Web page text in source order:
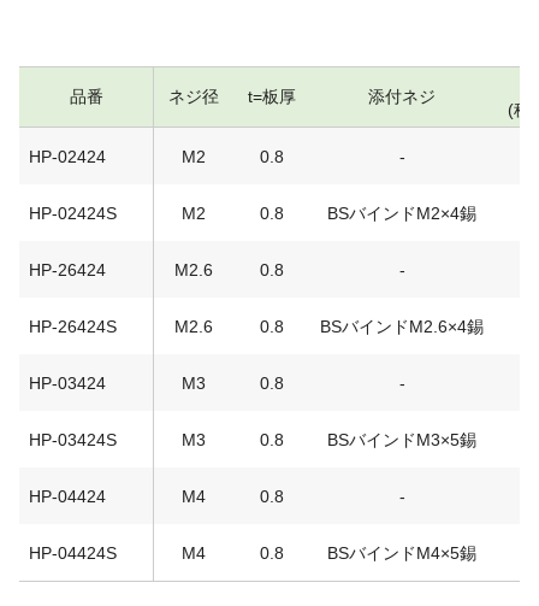
品番 ネジ径 t=板厚 添付ネジ
(税
HP-02424 M2 0.8 -
HP-02424S M2 0.8 BSバインドM2×4錫
HP-26424 M2.6 0.8 -
HP-26424S M2.6 0.8 BSバインドM2.6×4錫
HP-03424 M3 0.8 -
HP-03424S M3 0.8 BSバインドM3×5錫
HP-04424 M4 0.8 -
HP-04424S M4 0.8 BSバインドM4×5錫